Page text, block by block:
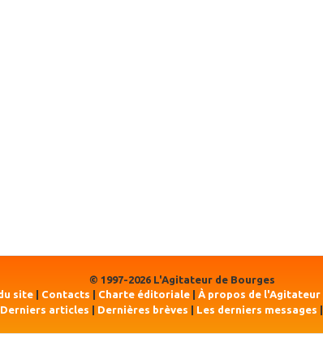
© 1997-2026 L'Agitateur de Bourges
site Contacts Charte éditoriale À propos de l'Agitateur
Derniers articles | Dernières brèves | Les derniers messages |